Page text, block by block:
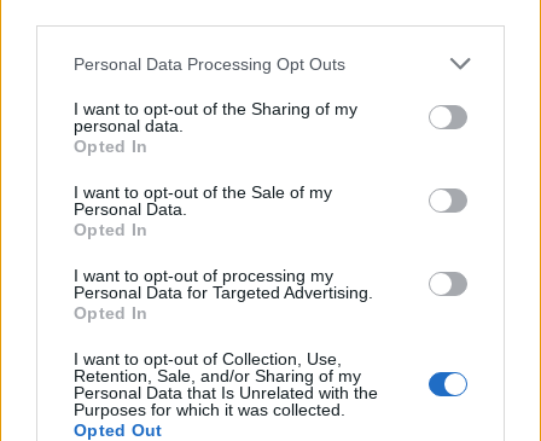
Please note that this website/app uses one or more Google
not limited to your visit or usage behaviour. You may click to
grant or deny consent to Google and its third-party tags to
use your data for below specified purposes in below Google
consent section.
Personal Data Processing Opt Outs
I want to opt-out of the Sharing of my
personal data.
Opted In
I want to opt-out of the Sale of my
Personal Data.
Opted In
I want to opt-out of processing my
Personal Data for Targeted Advertising.
Opted In
I want to opt-out of Collection, Use,
Retention, Sale, and/or Sharing of my
Personal Data that Is Unrelated with the
Purposes for which it was collected.
Opted Out
Kategorije: Obvestila
Izklop elektrike: 424.
Nadzorništvo Vuzenica -
Območje Orlice
Izklop elektrike: 421.
Nadzorništvo Ravne - Območje
Podkraj